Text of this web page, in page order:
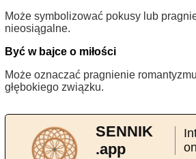
Może symbolizować pokusy lub
nieosiągalne.
Być w bajce o miłości
Może oznaczać pragnienie
głębokiego związku.
SENNIK
.app